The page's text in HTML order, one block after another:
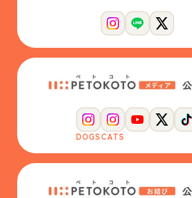
DOGSCATS